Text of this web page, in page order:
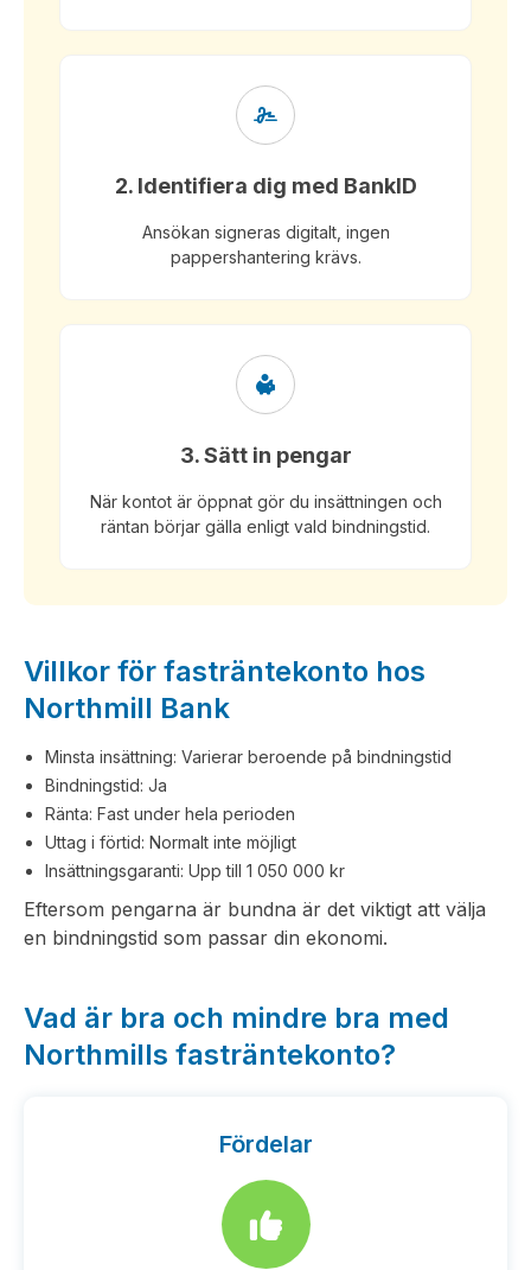
2. Identifiera dig med BankID
Ansökan signeras digitalt, ingen
pappershantering krävs.
3. Sätt in pengar
När kontot är öppnat gör du insättningen och
räntan börjar gälla enligt vald bindningstid.
Villkor för fasträntekonto hos
Northmill Bank
Minsta insättning: Varierar beroende på bindningstid
Bindningstid: Ja
Ränta: Fast under hela perioden
Uttag i förtid: Normalt inte möjligt
Insättningsgaranti: Upp till 1 050 000 kr
Eftersom pengarna är bundna är det viktigt att välja
en bindningstid som passar din ekonomi.
Vad är bra och mindre bra med
Northmills fasträntekonto?
Fördelar